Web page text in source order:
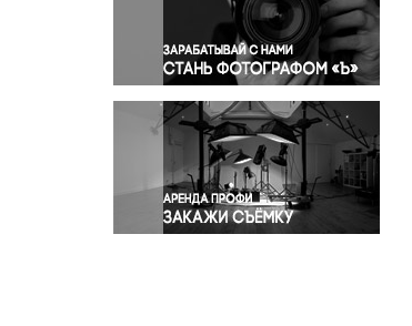
Правосудие
Происшествия и конфликты
Религия
Светская жизнь
Спорт
Экология
Экономика и бизнес